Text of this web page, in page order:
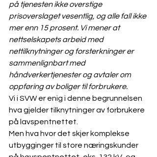
på tjenesten ikke overstige
prisoverslaget vesentlig, og alle fall ikke
mer enn 15 prosent. Vi mener at
nettselskapets arbeid med
nettilknytninger og forsterkninger er
sammenlignbart med
håndverkertjenester og avtaler om
oppføring av boliger til forbrukere.
Vi i SVW er enig i denne begrunnelsen
hva gjelder tilknytninger av forbrukere
på lavspentnettet.
Men hva hvor det skjer komplekse
utbygginger til store næringskunder